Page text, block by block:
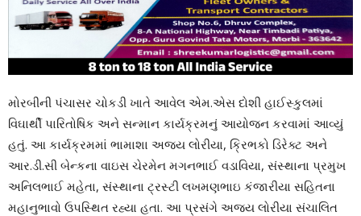
મોરબીની પંચાસર ચોકડી ખાતે આવેલ એમ.એસ દોશી હાઈસ્કુલમાં
વિઘાર્થી પારિતોષિક અને સન્માન કાર્યક્રમનું આયોજન કરવામાં આવ્યું
હતું. આ કાર્યક્રમમાં ભામાશા અજય લોરીયા, ક્રિભકો ડિરેક્ટ અને
આર.ડી.સી બેન્કના વાઇસ ચેરમેન મગનભાઈ વડાવિયા, સંસ્થાના પ્રમુખ
અનિલભાઈ મહેતા, સંસ્થાના ટ્રસ્ટી લખમણભાઇ કંજારીયા સહિતના
મહાનુભાવો ઉપસ્થિત રહ્યા હતા. આ પ્રસંગે અજય લોરીયા સંચાલિત